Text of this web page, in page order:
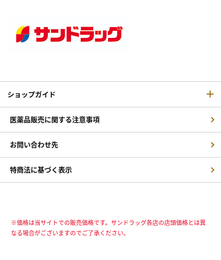
ショップガイド
医薬品販売に関する注意事項
お問い合わせ先
特商法に基づく表示
※価格は当サイトでの販売価格です。サンドラッグ各店の店頭価格とは異
なる場合がございますのでご了承ください。